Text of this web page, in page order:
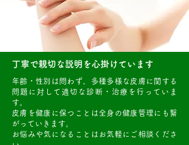
丁寧で親切な説明を心掛けています
年齢・性別は問わず、多種多様な皮膚に関する
問題に対して適切な診断・治療を行っていま
す。
皮膚を健康に保つことは全身の健康管理にも繋
がっていきます。
お悩みや気になることはお気軽にご相談くださ